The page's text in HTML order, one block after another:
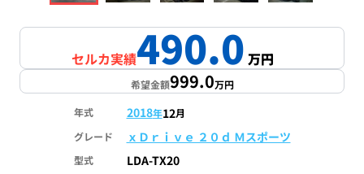
セルカ実績490.0万円
希望金額999.0万円
年式 2018年12月
グレード
ｘＤｒｉｖｅ ２０ｄ Ｍスポーツ
型式 LDA-TX20